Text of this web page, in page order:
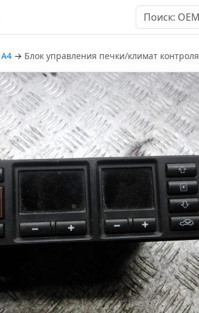
A4 → Блок управления печки/климат контроля